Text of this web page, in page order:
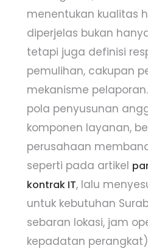
menentukan kualitas
diperjelas bukan
tetapi juga definisi
pemulihan, cakupan
mekanisme
pola penyusunan
komponen layanan,
perusahaan
seperti pada artikel
kontrak IT, lalu
untuk kebutuhan
sebaran lokasi, jam
kepadatan